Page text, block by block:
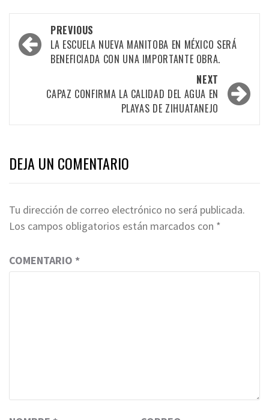
Post
navigation
PREVIOUS
LA ESCUELA NUEVA MANITOBA EN MÉXICO SERÁ
BENEFICIADA CON UNA IMPORTANTE OBRA.
NEXT
CAPAZ CONFIRMA LA CALIDAD DEL AGUA EN
PLAYAS DE ZIHUATANEJO
DEJA UN COMENTARIO
Tu dirección de correo electrónico no será publicada.
Los campos obligatorios están marcados con *
COMENTARIO *